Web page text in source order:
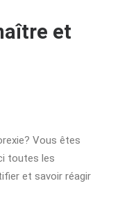
et
Vous êtes
toutes les
et savoir réagir